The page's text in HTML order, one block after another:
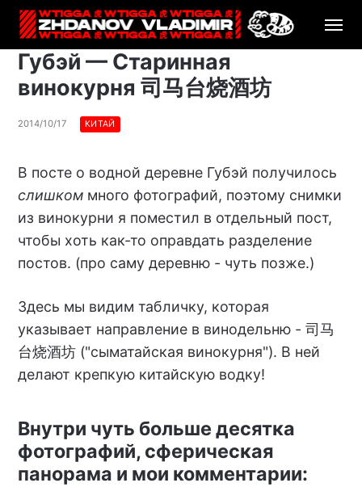
Губэй — Старинная
винокурня 司马台烧酒坊
2014/10/17 КИТАЙ
В посте о водной деревне Губэй получилось
слишкоммного фотографий, поэтому снимки
из винокурни я поместил в отдельный пост,
чтобы хоть как-то оправдать разделение
постов. (про саму деревню - чуть позже.)
Здесь мы видим табличку, которая
указывает направление в винодельню - 司马
台烧酒坊 ("сыматайская винокурня"). В ней
делают крепкую китайскую водку!
Внутри чуть больше десятка
фотографий, сферическая
панорама и мои комментарии: